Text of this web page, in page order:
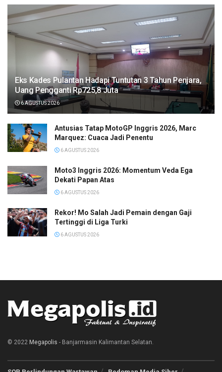
Eks Kades Pulantan Hadapi Tuntutan 3 Tahun Penjara,
Uang Pengganti Rp725,8 Juta
6 AGUSTUS 2026
Antusias Tatap MotoGP Inggris 2026, Marc
Marquez: Cuaca Jadi Penentu
6 AGUSTUS 2026
Moto3 Inggris 2026: Momentum Veda Ega
Dekati Papan Atas
6 AGUSTUS 2026
Rekor! Mo Salah Jadi Pemain dengan Gaji
Tertinggi di Liga Turki
6 AGUSTUS 2026
© 2022 Megapolis - Banjarmasin Kalimantan Selatan.